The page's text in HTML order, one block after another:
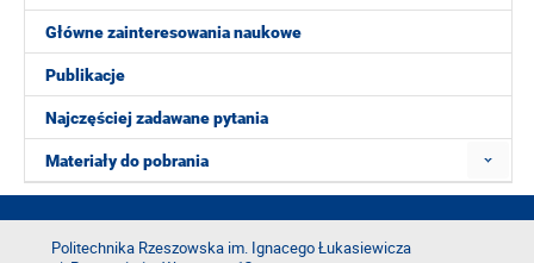
Główne zainteresowania naukowe
Publikacje
Najczęściej zadawane pytania
Materiały do pobrania
Politechnika Rzeszowska im. Ignacego Łukasiewicza